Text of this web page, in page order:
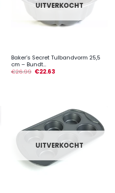
UITVERKOCHT
Baker’s Secret Tulbandvorm 25,5
cm – Bundt...
€26.99 €22.63
UITVERKOCHT